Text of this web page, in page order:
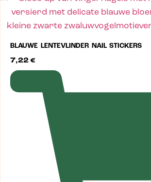
BLAUWE LENTEVLINDER NAIL STICKERS
7,22 €